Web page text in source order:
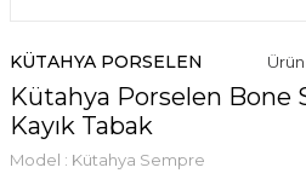
KÜTAHYA PORSELEN
Kütahya Porselen Bone
Kayık Tabak
Model : Kütahya Sempre